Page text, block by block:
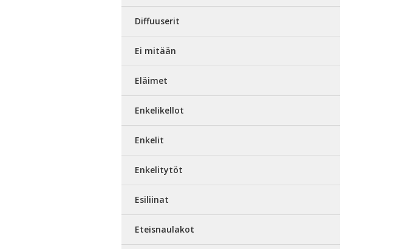
Diffuuserit
Ei mitään
Eläimet
Enkelikellot
Enkelit
Enkelitytöt
Esiliinat
Eteisnaulakot